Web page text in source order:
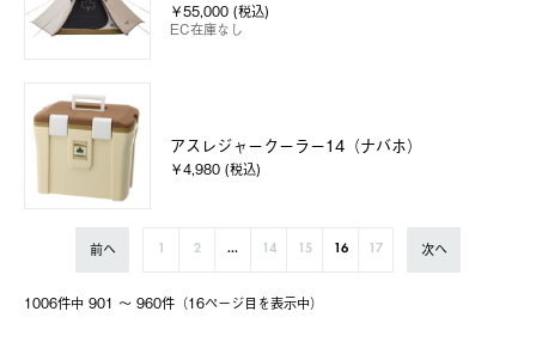
￥55,000 (税込)
EC在庫なし
アスレジャークーラー14（ナバホ）
￥4,980 (税込)
1006件中 901 〜 960件（16ページ⽬を表⽰中）
前へ 1 2 ... 14 15 16 17 次へ